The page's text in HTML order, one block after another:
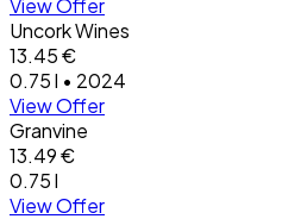
View Offer
Uncork Wines
13.45 €
0.75 l • 2024
View Offer
Granvine
13.49 €
0.75 l
View Offer